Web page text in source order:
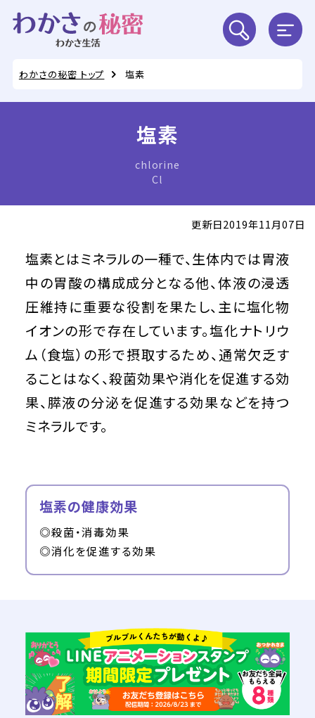
わかさの秘密 トップ 塩素
塩素
chlorine
Cl
更新日2019年11月07日
塩素とはミネラルの一種で、生体内では胃液
中の胃酸の構成成分となる他、体液の浸透
圧維持に重要な役割を果たし、主に塩化物
イオンの形で存在しています。塩化ナトリウ
ム（食塩）の形で摂取するため、通常欠乏す
ることはなく、殺菌効果や消化を促進する効
果、膵液の分泌を促進する効果などを持つ
ミネラルです。
塩素の健康効果
◎殺菌・消毒効果
◎消化を促進する効果